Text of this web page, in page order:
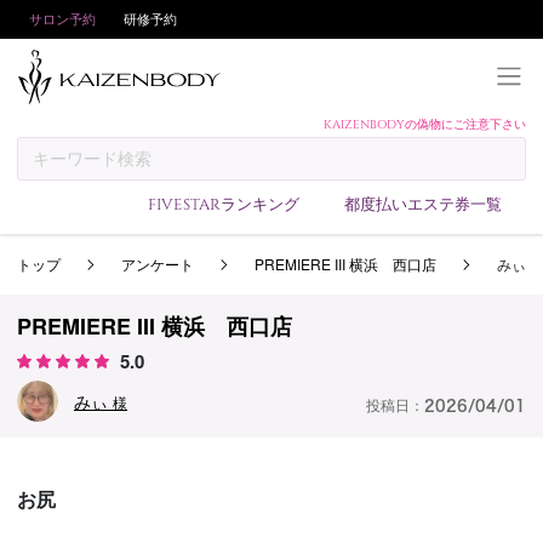
サロン予約 研修予約
KAIZENBODYの偽物にご注意下さい
FIVESTARランキング 都度払いエステ券一覧
予約方法
サロンランキング
技術者ランキング
トップ アンケート PREMIERE III 横浜 西口店 みぃ
PREMIERE III 横浜 西口店
5.0
みぃ 様 投稿日： 2026/04/01
お尻